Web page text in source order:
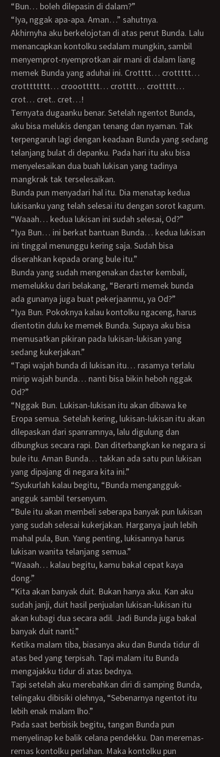
“Bun… boleh dilepasin di dalam?”
“Iya, nggak apa-apa. Aman…” sahutnya.
Akhirnyha aku berkelojotan di atas perut Bunda. Lalu
menancapkan kontolku sedalam mungkin, sambil
menyemprot-nyemprotkan air mani di dalam liang
memek Bunda yang aduhai ini. Crotttt… crottttt…
crotttttttt… crooottttt… crotttt… crottttt…
crot… cret.. cret…!
Ternyata dugaanku benar. Setelah ngentot Bunda,
aku bisa melukis dengan tenang dan nyaman. Tak
terpengaruh lagi dengan keadaan Bunda yang sedang
telanjang bulat di depanku. Pada hari itu aku bisa
menyelesaikan dua buah lukisan yang tadinya
mangkrak tak terselesaikan.
Bunda pun menyadari hal itu. Dia menatap kedua
lukisanku yang telah selesai itu dengan sorot kagum.
“Waaah… kedua lukisan ini sudah selesai, Od?”
“Iya Bun… ini berkat bantuan Bunda… kedua lukisan
ini tinggal menunggu kering saja. Sudah bisa
diserahkan kepada orang bule itu.”
Bunda yang sudah mengenakan daster kembali,
memelukku dari belakang, “Berarti memek bunda
ada gunanya juga buat pekerjaanmu, ya Od?”
“Iya Bun. Pokoknya kalau kontolku ngaceng, harus
dientotin dulu ke memek Bunda. Supaya aku bisa
memusatkan pikiran pada lukisan-lukisan yang
sedang kukerjakan.”
“Tapi wajah bunda di lukisan itu… rasamya terlalu
mirip wajah bunda… nanti bisa bikin heboh nggak
Od?”
“Nggak Bun. Lukisan-lukisan itu akan dibawa ke
Eropa semua. Setelah kering, lukisan-lukisan itu akan
dilepaskan dari spanramnya, lalu digulung dan
dibungkus secara rapi. Dan diterbangkan ke negara si
bule itu. Aman Bunda… takkan ada satu pun lukisan
yang dipajang di negara kita ini.”
“Syukurlah kalau begitu, “Bunda mengangguk-
angguk sambil tersenyum.
“Bule itu akan membeli seberapa banyak pun lukisan
yang sudah selesai kukerjakan. Harganya jauh lebih
mahal pula, Bun. Yang penting, lukisannya harus
lukisan wanita telanjang semua.”
“Waaah… kalau begitu, kamu bakal cepat kaya
dong.”
“Kita akan banyak duit. Bukan hanya aku. Kan aku
sudah janji, duit hasil penjualan lukisan-lukisan itu
akan kubagi dua secara adil. Jadi Bunda juga bakal
banyak duit nanti.”
Ketika malam tiba, biasanya aku dan Bunda tidur di
atas bed yang terpisah. Tapi malam itu Bunda
mengajakku tidur di atas bednya.
Tapi setelah aku merebahkan diri di samping Bunda,
telingaku dibisiki olehnya, “Sebenarnya ngentot itu
lebih enak malam lho.”
Pada saat berbisik begitu, tangan Bunda pun
menyelinap ke balik celana pendekku. Dan meremas-
remas kontolku perlahan. Maka kontolku pun